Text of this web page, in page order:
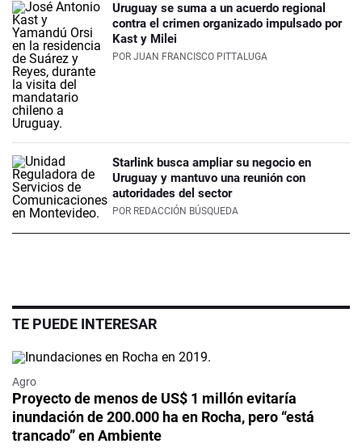
Uruguay se suma a un acuerdo regional
contra el crimen organizado impulsado por
Kast y Milei
POR JUAN FRANCISCO PITTALUGA
Starlink busca ampliar su negocio en
Uruguay y mantuvo una reunión con
autoridades del sector
POR REDACCIÓN BÚSQUEDA
TE PUEDE INTERESAR
Agro
Proyecto de menos de US$ 1 millón evitaría
inundación de 200.000 ha en Rocha, pero “está
trancado” en Ambiente